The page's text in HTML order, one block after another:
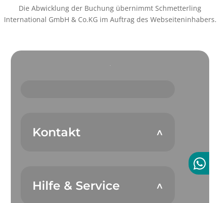
Die Abwicklung der Buchung übernimmt Schmetterling
International GmbH & Co.KG im Auftrag des Webseiteninhabers.
Kontakt
Hilfe & Service